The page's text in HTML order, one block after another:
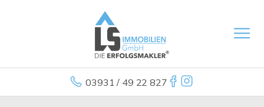
03931 / 49 22 827